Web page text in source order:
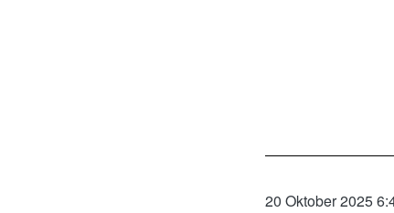
20 Oktober 2025